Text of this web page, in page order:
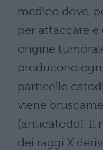
medico dove,
per attaccare
origine
producono
particelle
viene
(anticatodo). Il
dei raggi X